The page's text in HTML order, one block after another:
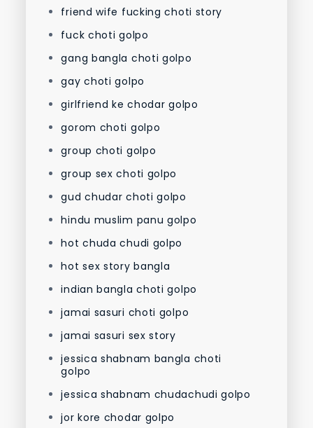
friend wife fucking choti story
fuck choti golpo
gang bangla choti golpo
gay choti golpo
girlfriend ke chodar golpo
gorom choti golpo
group choti golpo
group sex choti golpo
gud chudar choti golpo
hindu muslim panu golpo
hot chuda chudi golpo
hot sex story bangla
indian bangla choti golpo
jamai sasuri choti golpo
jamai sasuri sex story
jessica shabnam bangla choti
golpo
jessica shabnam chudachudi golpo
jor kore chodar golpo